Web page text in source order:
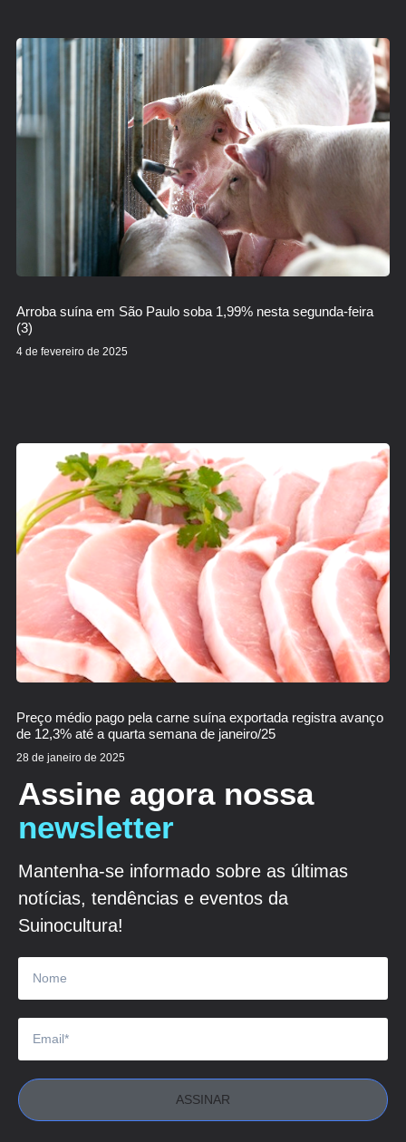
Arroba suína em São Paulo soba 1,99% nesta segunda-feira
(3)
4 de fevereiro de 2025
Preço médio pago pela carne suína exportada registra avanço
de 12,3% até a quarta semana de janeiro/25
28 de janeiro de 2025
Assine agora nossa
newsletter
Mantenha-se informado sobre as últimas
notícias, tendências e eventos da
Suinocultura!
ASSINAR